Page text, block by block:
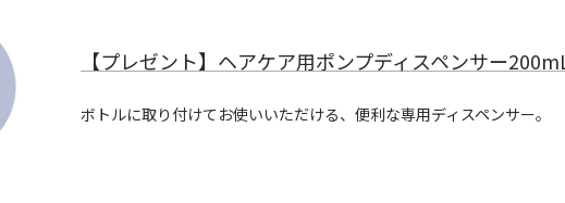
【プレゼント】ヘアケア用ポンプディスペンサー
ボトルに取り付けてお使いいただける、便利な専用ディスペンサー。